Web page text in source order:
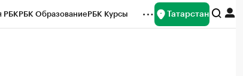
РБКРБК ОбразованиеРБК Курсы Татарстан